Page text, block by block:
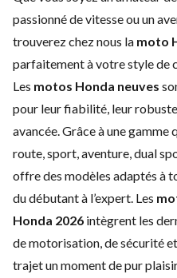
passionné de vitesse ou un
trouverez chez nous la moto
parfaitement à votre style de
Les motos Honda neuves
pour leur fiabilité, leur
avancée. Grâce à une gamme
route, sport, aventure, dual
offre des modèles adaptés à
du débutant à l’expert. Les
Honda 2026 intègrent les
de motorisation, de sécurité
trajet un moment de pur